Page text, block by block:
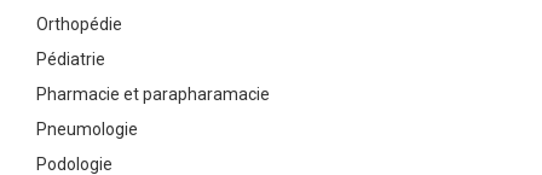
Orthopédie
Pédiatrie
Pharmacie et parapharamacie
Pneumologie
Podologie